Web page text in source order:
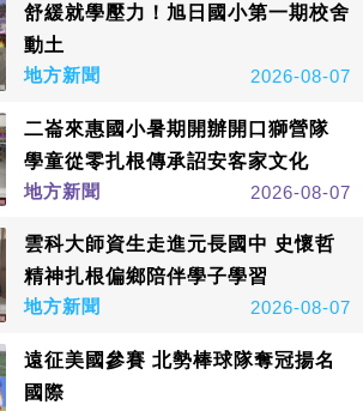
舒緩就學壓力！旭日國小第一期校舍
動土
地方新聞
2026-08-07
二崙來惠國小暑期開辦開口獅營隊
學童從零扎根傳承詔安客家文化
地方新聞
2026-08-07
雲科大師資生走進元長國中 史懷哲
精神扎根偏鄉陪伴學子學習
地方新聞
2026-08-07
遠征美國參賽 北勢棒球隊奪冠揚名
國際